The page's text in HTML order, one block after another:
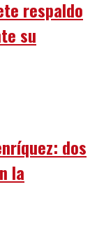
respaldo
su
dos
la